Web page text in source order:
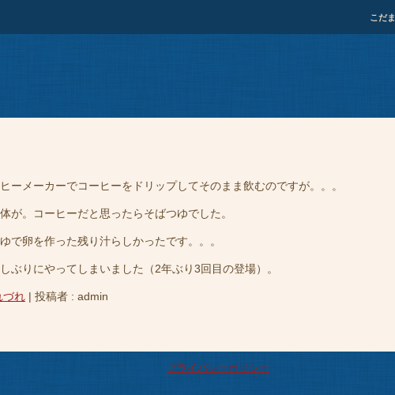
こだ
メーカーでコーヒーをドリップしてそのまま飲むのですが。。。
。コーヒーだと思ったらそばつゆでした。
卵を作った残り汁らしかったです。。。
りにやってしまいました（2年ぶり3回目の登場）。
づれ | 投稿者 : admin
プライバシーポリシー